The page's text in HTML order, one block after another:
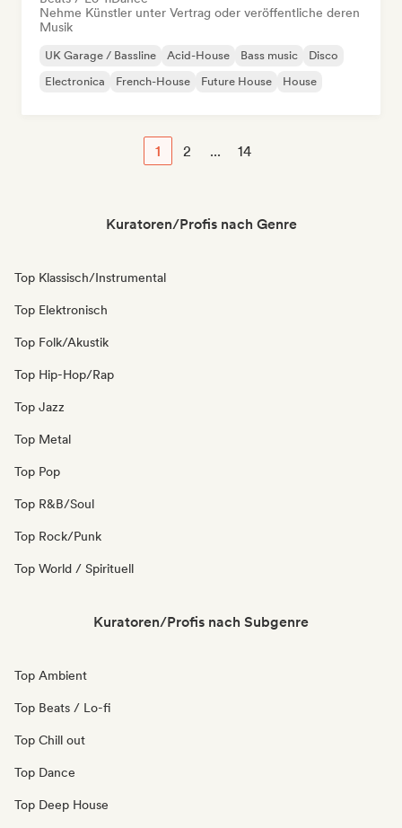
Nehme Künstler unter Vertrag oder veröffentliche deren
Musik
UK Garage / Bassline Acid-House Bass music
Disco
Electronica
French-House Future House House
1 2 ... 14
Kuratoren/Profis nach Genre
Top Klassisch/Instrumental
Top Elektronisch
Top Folk/Akustik
Top Hip-Hop/Rap
Top Jazz
Top Metal
Top Pop
Top R&B/Soul
Top Rock/Punk
Top World / Spirituell
Kuratoren/Profis nach Subgenre
Top Ambient
Top Beats / Lo-fi
Top Chill out
Top Dance
Top Deep House